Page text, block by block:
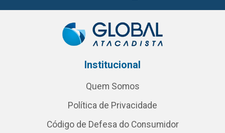
Institucional
Quem Somos
Política de Privacidade
Código de Defesa do Consumidor